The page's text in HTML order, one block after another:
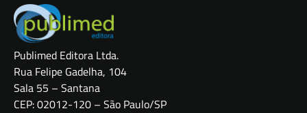
Publimed Editora Ltda.
Rua Felipe Gadelha, 104
Sala 55 – Santana
CEP: 02012-120 – São Paulo/SP